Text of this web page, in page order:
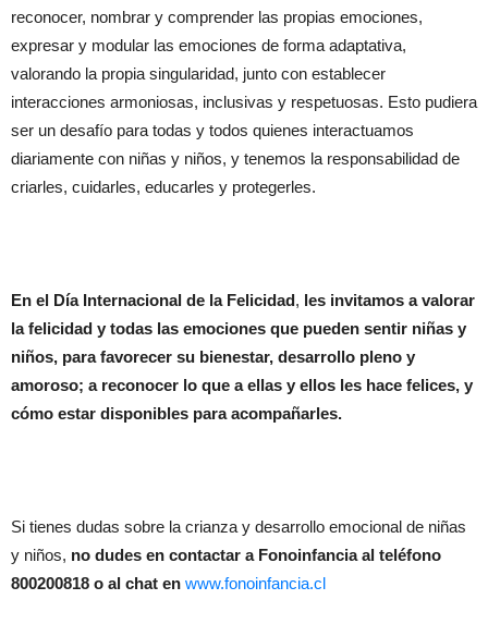
reconocer, nombrar y comprender las propias emociones,
expresar y modular las emociones de forma adaptativa,
valorando la propia singularidad, junto con establecer
interacciones armoniosas, inclusivas y respetuosas. Esto pudiera
ser un desafío para todas y todos quienes interactuamos
diariamente con niñas y niños, y tenemos la responsabilidad de
criarles, cuidarles, educarles y protegerles.
En el Día Internacional de la Felicidad, les invitamos a valorar
la felicidad y todas las emociones que pueden sentir niñas y
niños, para favorecer su bienestar, desarrollo pleno y
amoroso; a reconocer lo que a ellas y ellos les hace felices, y
cómo estar disponibles para acompañarles.
Si tienes dudas sobre la crianza y desarrollo emocional de niñas
y niños, no dudes en contactar a Fonoinfancia al teléfono
800200818 o al chat en www.fonoinfancia.cl